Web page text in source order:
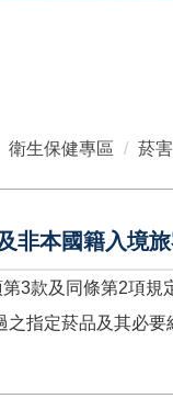
衛生保健專區 菸
非本國籍入境
3款及同條第2項
之指定菸品及其必